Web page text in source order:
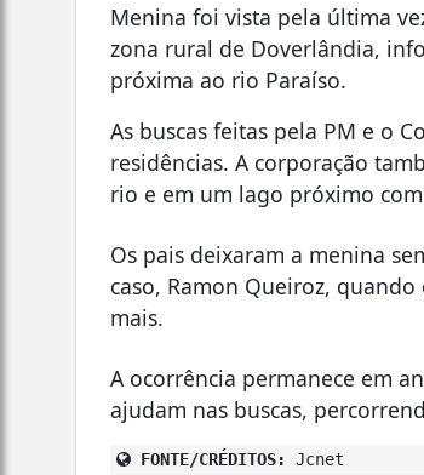
Menina foi vista pela última
zona rural de Doverlândia,
próxima ao rio Paraíso.
As buscas feitas pela PM e o
residências. A corporação
rio e em um lago próximo
Os pais deixaram a menina
caso, Ramon Queiroz,
mais.
A ocorrência permanece em
ajudam nas buscas,
FONTE/CRÉDITOS: Jcnet